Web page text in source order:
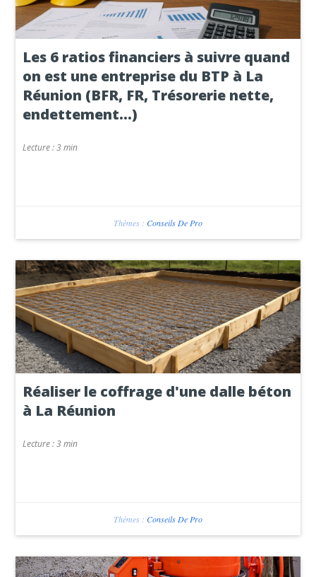
Les 6 ratios financiers à suivre quand
on est une entreprise du BTP à La
Réunion (BFR, FR, Trésorerie nette,
endettement…)
Lecture :3 min
Thèmes : Conseils De Pro
Réaliser le coffrage d'une dalle béton
à La Réunion
Lecture :3 min
Thèmes : Conseils De Pro